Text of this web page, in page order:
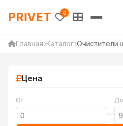
PRIVET —
PRIVET 0
Главная Каталог Очистители
Цена
От
—
До